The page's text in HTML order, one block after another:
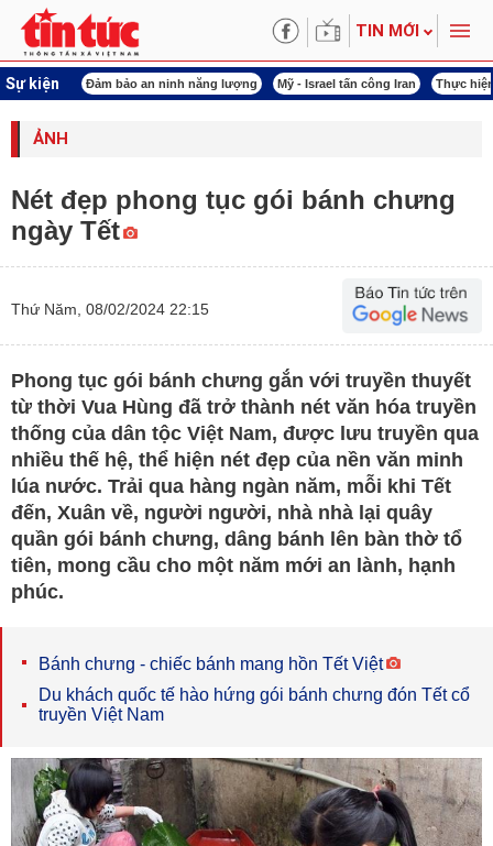
TIN MỚI
Sự kiện
lượng Mỹ - Israel tấn công Iran Thực hiện Nghị quyết 80 Thực hiện
ẢNH
Nét đẹp phong tục gói bánh chưng
ngày Tết
Thứ Năm, 08/02/2024 22:15
Phong tục gói bánh chưng gắn với truyền thuyết
từ thời Vua Hùng đã trở thành nét văn hóa truyền
thống của dân tộc Việt Nam, được lưu truyền qua
nhiều thế hệ, thể hiện nét đẹp của nền văn minh
lúa nước. Trải qua hàng ngàn năm, mỗi khi Tết
đến, Xuân về, người người, nhà nhà lại quây
quần gói bánh chưng, dâng bánh lên bàn thờ tổ
tiên, mong cầu cho một năm mới an lành, hạnh
phúc.
Bánh chưng - chiếc bánh mang hồn Tết Việt
Du khách quốc tế hào hứng gói bánh chưng đón Tết cổ
truyền Việt Nam